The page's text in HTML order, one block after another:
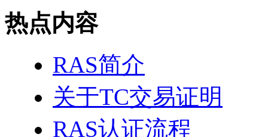
热点内容
RAS简介
关于TC交易证明
RAS认证流程